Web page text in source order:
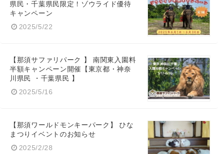
県民・千葉県民限定！ゾウライド優待
キャンペーン
2025/5/22
【那須サファリパーク 】 南関東入園料
半額キャンペーン開催【東京都・神奈
川県民 ・千葉県民 】
2025/5/16
【那須ワールドモンキーパーク】 ひな
まつりイベントのお知らせ
2025/2/28
Japanese